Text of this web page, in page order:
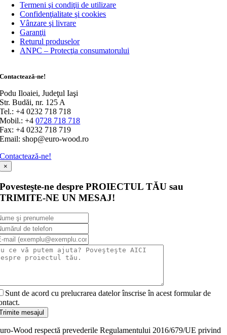
Termeni şi condiţii de utilizare
Confidenţialitate şi cookies
Vânzare şi livrare
Garanţii
Returul produselor
ANPC – Protecţia consumatorului
Contactează-ne!
Podu Iloaiei, Judeţul Iaşi
Str. Budăi, nr. 125 A
Tel.: +4 0232 718 718
Mobil.: +40728 718 718
Fax: +4 0232 718 719
Email: shop@euro-wood.ro
Contactează-ne!
×
Povesteşte-ne despre PROIECTUL TĂU sau
TRIMITE-NE UN MESAJ!
Sunt de acord cu prelucrarea datelor înscrise în acest formular de
mesajul
Wood respectă prevederile Regulamentului 2016/679/UE privind